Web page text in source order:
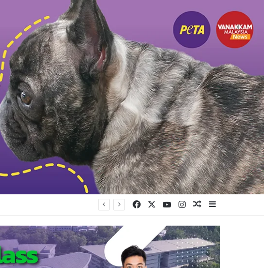
Facebook YouTubeInstagramRandom Article